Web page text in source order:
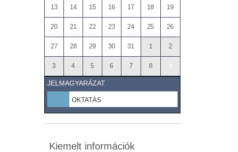
13 14 15 16 17 18 19
20 21 22 23 24 25 26
27 28 29 30 31 1 2
3 4 5 6 7 8
JELMAGYARÁZAT
OKTATÁS
Kiemelt információk